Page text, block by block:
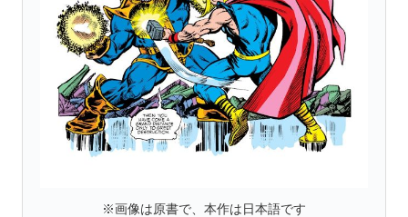
※画像は原書で、本作は日本語です